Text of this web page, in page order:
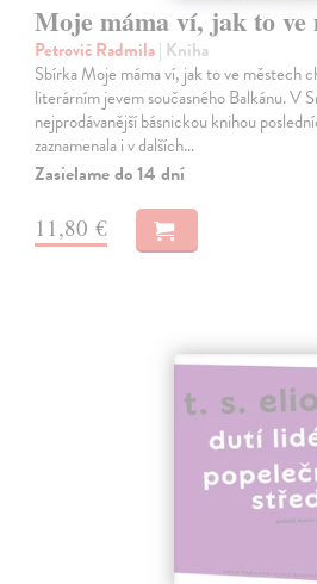
Moje máma ví, jak to ve
Petrovič Radmila| Kniha
Sbírka Moje máma ví, jak to ve městech
literárním jevem současného Balkánu. V
nejprodávanější básnickou knihou
zaznamenala i v dalších…
Zasielame do 14 dní
11,80 €